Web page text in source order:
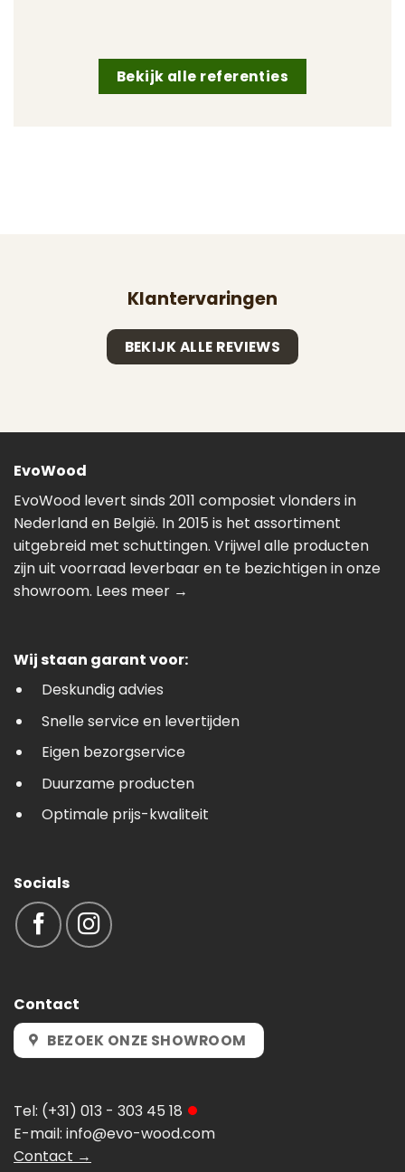
Bekijk alle referenties
Klantervaringen
BEKIJK ALLE REVIEWS
EvoWood
EvoWood levert sinds 2011 composiet vlonders in
Nederland en België. In 2015 is het assortiment
uitgebreid met schuttingen. Vrijwel alle producten
zijn uit voorraad leverbaar en te bezichtigen in onze
showroom. Lees meer →
Wij staan garant voor:
Deskundig advies
Snelle service en levertijden
Eigen bezorgservice
Duurzame producten
Optimale prijs-kwaliteit
Socials
Contact
BEZOEK ONZE SHOWROOM
Tel: (+31) 013 - 303 45 18
E-mail: info@evo-wood.com
Contact →